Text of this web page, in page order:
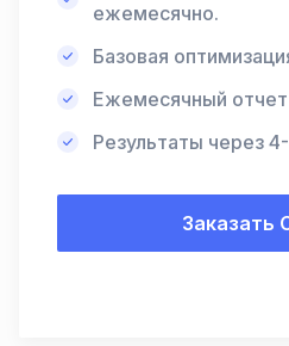
ежемесячно.
Базовая
Ежемесячный отчет
Результаты через
Заказать